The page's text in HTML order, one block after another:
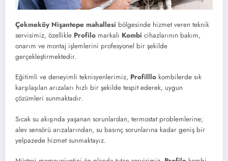
Çekmeköy Nişantepe mahallesi bölgesinde hizmet veren teknik
servisimiz, özellikle Profilo markalı Kombi cihazlarının bakım,
onarım ve montaj işlemlerini profesyonel bir şekilde
gerçekleştirmektedir.
Eğitimli ve deneyimli teknisyenlerimiz, Profilllo kombilerde sık
karşılaşılan arızaları hızlı bir şekilde tespit ederek, uygun
çözümleri sunmaktadır.
Sıcak su akışında yaşanan sorunlardan, termostat problemlerine;
alev sensörü arızalarından, su basınç sorunlarına kadar geniş bir
yelpazede hizmet sunmaktayız.